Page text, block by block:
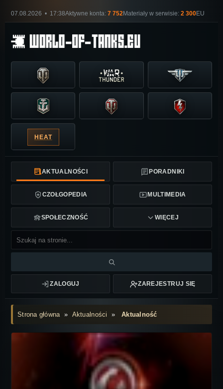
07.08.2026 • 17:38Aktywne konta: 7 752Materiały w serwisie: 2 300EU
HEAT
AKTUALNOŚCI PORADNIKI
CZOŁGOPEDIA MULTIMEDIA
SPOŁECZNOŚĆ WIĘCEJ
ZALOGUJ ZAREJESTRUJ SIĘ
Strona główna» Aktualności »Aktualność